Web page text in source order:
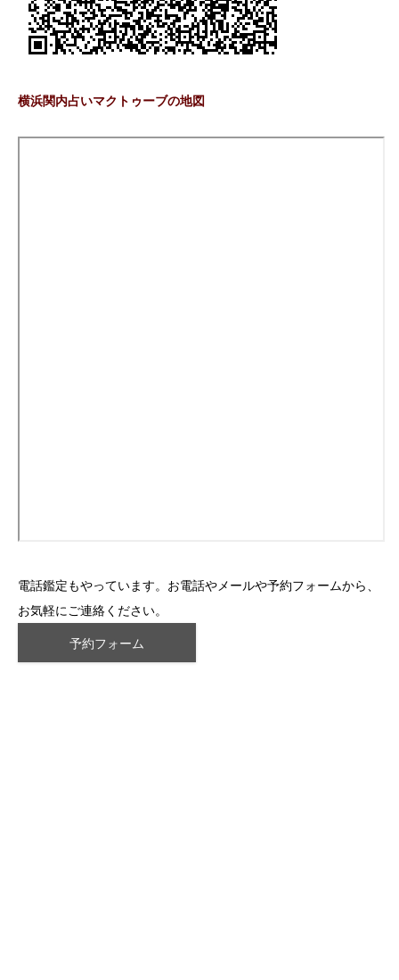
横浜関内占いマクトゥーブの地図
電話鑑定もやっています。お電話やメールや予約フォームから、
お気軽にご連絡ください。
予約フォーム